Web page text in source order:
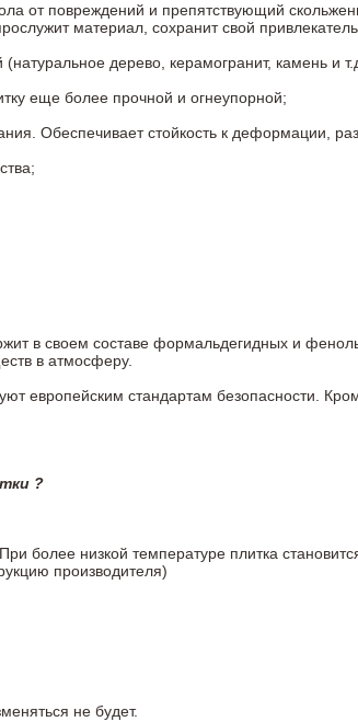
от повреждений и препятствующий
материал, сохранит свой
дерево, керамогранит, камень и
еще более прочной и огнеупорной;
Обеспечивает стойкость к деформации,
в своем составе формальдегидных и
в атмосферу.
европейским стандартам безопасности.
?
более низкой температуре плитка
производителя)
не будет.